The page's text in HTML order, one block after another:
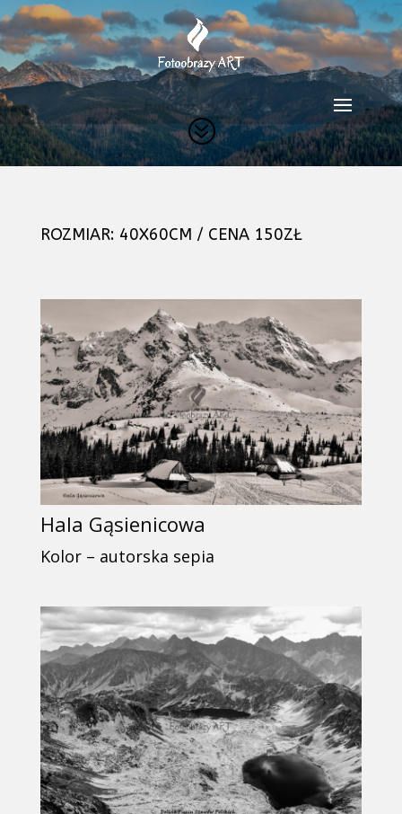
?
ROZMIAR: 40X60CM / CENA 150ZŁ
Hala Gąsienicowa
Kolor – autorska sepia